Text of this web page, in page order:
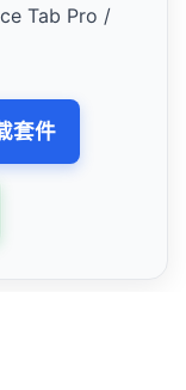
Tab Pro /
套件